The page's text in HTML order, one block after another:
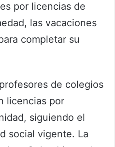
por licencias de
las vacaciones
completar su
de colegios
licencias por
siguiendo el
social vigente. La